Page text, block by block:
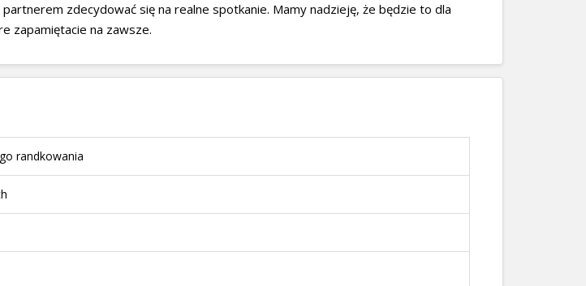
zdecydować się na realne spotkanie. Mamy nadzieję, że będzie to dla
zapamiętacie na zawsze.
randkowania